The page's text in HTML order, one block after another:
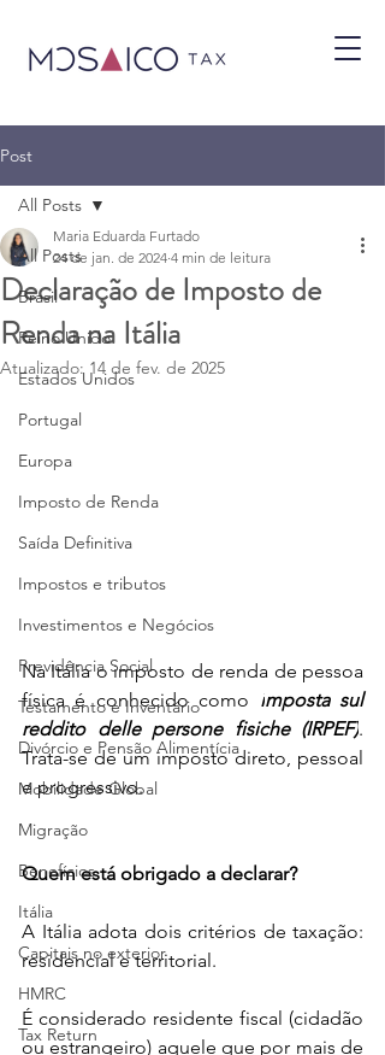
Post
All Posts
Brasil
Reino Unido
Estados Unidos
Portugal
Europa
Imposto de Renda
Saída Definitiva
Impostos e tributos
Investimentos e Negócios
Previdência Social
Testamento e Inventário
Divórcio e Pensão Alimentícia
Mobilidade Global
Migração
Benefícios
Itália
Capitais no exterior
HMRC
Tax Return
All Posts
Declaração de Imposto de
Renda na Itália
Maria Eduarda Furtado
24 de jan. de 2024 4 min de leitura
Atualizado: 14 de fev. de 2025
Na Itália o imposto de renda de pessoa
física é conhecido como imposta sul
reddito delle persone fisiche (IRPEF).
Trata-se de um imposto direto, pessoal
e progressivo.
Quem está obrigado a declarar?
A Itália adota dois critérios de taxação:
residencial e territorial.
É considerado residente fiscal (cidadão
ou estrangeiro) aquele que por mais de